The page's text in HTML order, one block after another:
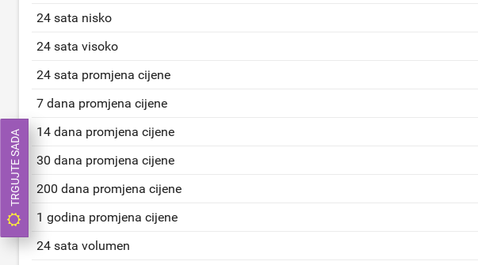
24 sata nisko
24 sata visoko
24 sata promjena cijene
7 dana promjena cijene
14 dana promjena cijene
30 dana promjena cijene
200 dana promjena cijene
1 godina promjena cijene
24 sata volumen
TRGUJTE SADA